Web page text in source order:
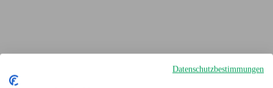
Datenschutzbestimmungen